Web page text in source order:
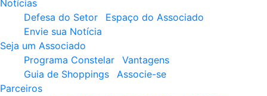
Notícias
Defesa do Setor
Espaço do Associado
Envie sua Notícia
Seja um Associado
Programa Constelar
Vantagens
Guia de Shoppings
Associe-se
Parceiros